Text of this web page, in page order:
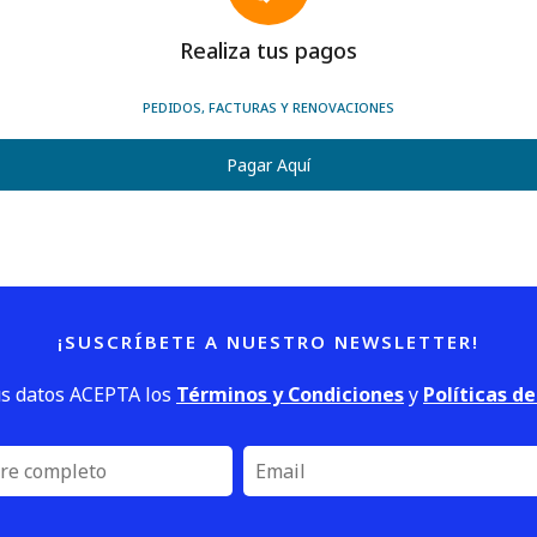
Realiza tus pagos
PEDIDOS, FACTURAS Y RENOVACIONES
Pagar Aquí
¡SUSCRÍBETE A NUESTRO NEWSLETTER!
datos ACEPTA los Términos y Condicionesy Políticas